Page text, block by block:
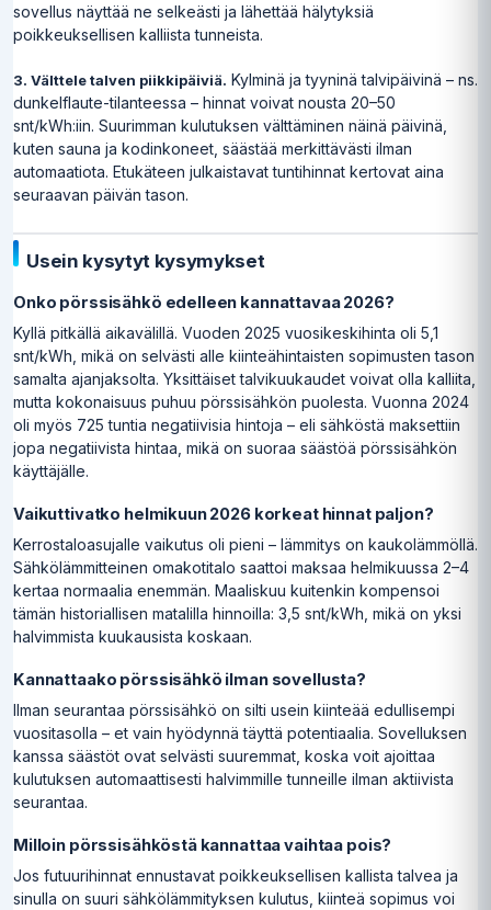
sovellus näyttää ne selkeästi ja lähettää hälytyksiä
poikkeuksellisen kalliista tunneista.
3. Välttele talven piikkipäiviä. Kylminä ja tyyninä talvipäivinä – ns.
dunkelflaute-tilanteessa – hinnat voivat nousta 20–50
snt/kWh:iin. Suurimman kulutuksen välttäminen näinä päivinä,
kuten sauna ja kodinkoneet, säästää merkittävästi ilman
automaatiota. Etukäteen julkaistavat tuntihinnat kertovat aina
seuraavan päivän tason.
Usein kysytyt kysymykset
Onko pörssisähkö edelleen kannattavaa 2026?
Kyllä pitkällä aikavälillä. Vuoden 2025 vuosikeskihinta oli 5,1
snt/kWh, mikä on selvästi alle kiinteähintaisten sopimusten tason
samalta ajanjaksolta. Yksittäiset talvikuukaudet voivat olla kalliita,
mutta kokonaisuus puhuu pörssisähkön puolesta. Vuonna 2024
oli myös 725 tuntia negatiivisia hintoja – eli sähköstä maksettiin
jopa negatiivista hintaa, mikä on suoraa säästöä pörssisähkön
käyttäjälle.
Vaikuttivatko helmikuun 2026 korkeat hinnat paljon?
Kerrostaloasujalle vaikutus oli pieni – lämmitys on kaukolämmöllä.
Sähkölämmitteinen omakotitalo saattoi maksaa helmikuussa 2–4
kertaa normaalia enemmän. Maaliskuu kuitenkin kompensoi
tämän historiallisen matalilla hinnoilla: 3,5 snt/kWh, mikä on yksi
halvimmista kuukausista koskaan.
Kannattaako pörssisähkö ilman sovellusta?
Ilman seurantaa pörssisähkö on silti usein kiinteää edullisempi
vuositasolla – et vain hyödynnä täyttä potentiaalia. Sovelluksen
kanssa säästöt ovat selvästi suuremmat, koska voit ajoittaa
kulutuksen automaattisesti halvimmille tunneille ilman aktiivista
seurantaa.
Milloin pörssisähköstä kannattaa vaihtaa pois?
Jos futuurihinnat ennustavat poikkeuksellisen kallista talvea ja
sinulla on suuri sähkölämmityksen kulutus, kiinteä sopimus voi